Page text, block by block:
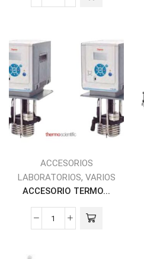
ACCESORIOS
LABORATORIOS, VARIOS
ACCESORIO TERMO...